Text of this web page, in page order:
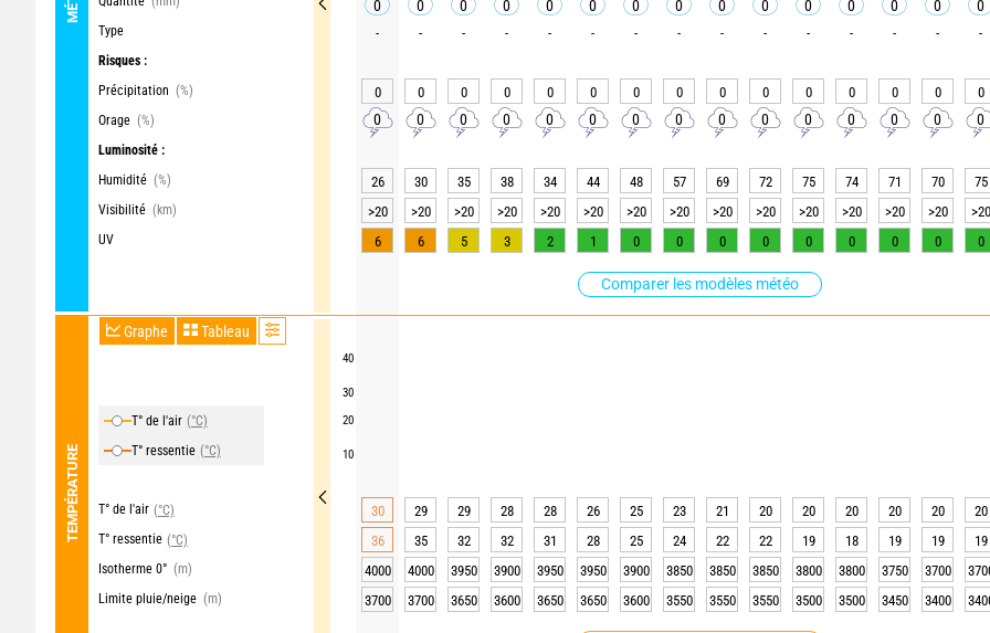
Type
Risques :
Précipitation (%)
Orage (%)
Luminosité :
Humidité (%)
Visibilité (km)
UV
Comparer les modèles météo
TEMPÉRATURE
Graphe Tableau
T° de l'air (°C)
T° ressentie (°C)
T° de l'air (°C)
T° ressentie (°C)
Isotherme 0° (m)
Limite pluie/neige (m)
40
30
20
10
0 0 0 0 0 0 0 0 0 0 0 0 0 0 0
- - - - - - - - - - - - - - -
0 0 0 0 0 0 0 0 0 0 0 0 0 0 0
0 0 0 0 0 0 0 0 0 0 0 0 0 0 0
26 30 35 38 34 44 48 57 69 72 75 74 71 70 75
>20
>20 >20 >20 >20 >20 >20 >20 >20 >20 >20 >20 >20 >20 >20
6
6 5 3 2 1 0 0 0 0 0 0 0 0 0
30 29 29 28 28 26 25 23 21 20 20 20 20 20 20
36
35 32 32 31 28 25 24 22 22 19 18 19 19 19
4000
4000 3950 3900 3950 3950 3900 3850 3850 3850 3800 3800 3750 3700
3700
3700 3650 3600 3650 3650 3600 3550 3550 3550 3500 3500 3450 3400